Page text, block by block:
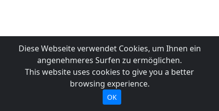
Diese Webseite verwendet Cookies, um Ihnen ein
angenehmeres Surfen zu ermöglichen.
This website uses cookies to give you a better
browsing experience.
OK